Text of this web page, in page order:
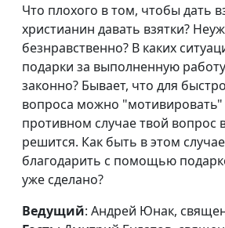
Симфония любви. Без
фальши
Елена
Андрей
Евгений
Что плохого в том, чтобы дать
христианин давать взятки?
безнравственно? В каких
подарки за выполненную
законно? Бывает, что для
вопроса можно "мотивировать"
противном случае твой вопрос
решится. Как быть в этом
благодарить с помощью
уже сделано?
Ведущий: Андрей Юнак,